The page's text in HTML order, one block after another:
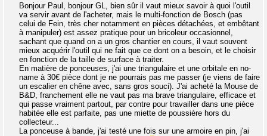
Bonjour Paul, bonjour GL, bien sûr il vaut mieux savoir à quoi l'outil
va servir avant de l'acheter, mais le multi-fonction de Bosch (pas
celui de Fein, très cher notamment en pièces détachées, et embêtant
à manipuler) est assez pratique pour un bricoleur occasionnel,
sachant que quand on a un gros chantier en cours, il vaut souvent
mieux acquérir l'outil qui ne fait que ce dont on a besoin, et le choisir
en fonction de la taille de surface à traiter.
En matière de ponceuses, j'ai une triangulaire et une orbitale en no-
name à 30€ pièce dont je ne pourrais pas me passer (je viens de faire
un escalier en chêne avec, sans gros souci). J'ai acheté la Mouse de
B&D, franchement elle ne vaut pas ma brave triangulaire, efficace et
qui passe vraiment partout, par contre pour travailler dans une pièce
habitée elle est parfaite, pas une miette de poussière hors du
collecteur...
La ponceuse à bande, j'ai testé une fois sur une armoire en pin, j'ai